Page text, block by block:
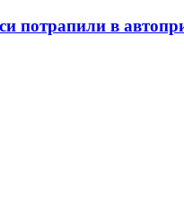
потрапили в